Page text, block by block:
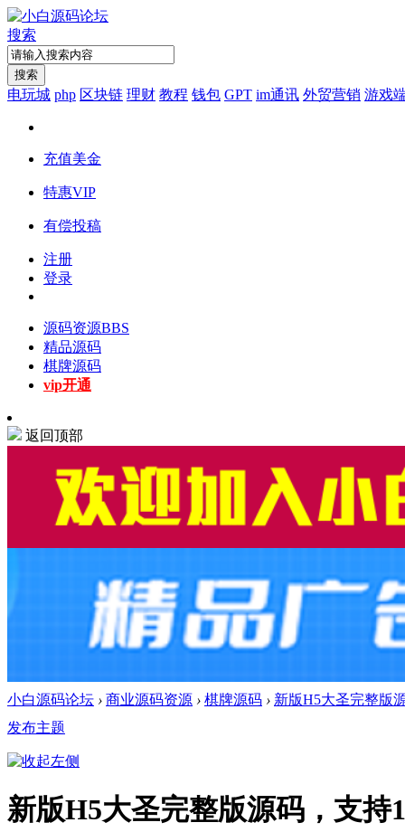
搜索
搜索
电玩城 php 区块链 理财 教程 钱包 GPT im通讯 外贸营销 游戏
充值美金
特惠VIP
有偿投稿
注册
登录
源码资源BBS
精品源码
棋牌源码
vip开通
返回顶部
小白源码论坛 › 商业源码资源 › 棋牌源码 › 新版H5大圣完整版
发布主题
新版H5大圣完整版源码，支持